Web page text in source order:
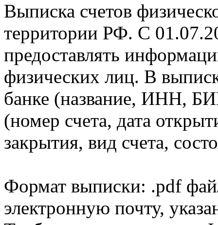
Выписка счетов
территории РФ. С
предоставлять
физических лиц. В
банке (название, ИНН,
(номер счета, дата
закрытия, вид счета,
Формат выписки: .pdf
электронную почту,